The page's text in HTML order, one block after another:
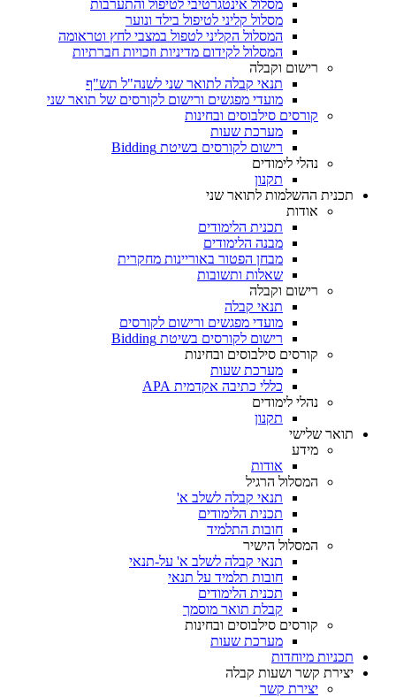
מסלול אינטגרטיבי לטיפול והתערבות
מסלול קליני לטיפול בילד ונוער
המסלול הקליני לטפול במצבי לחץ וטראומה
המסלול לקידום מדיניות וזכויות חברתיות
רישום וקבלה
תנאי קבלה לתואר שני לשנה"ל תש"ף
מועדי מפגשים ורישום לקורסים של תואר שני
קורסים סילבוסים ובחינות
מערכת שעות
רישום לקורסים בשיטת Bidding
נהלי לימודים
תקנון
תכנית ההשלמות לתואר שני
אודות
תכנית הלימודים
מבנה הלימודים
מבחן הפטור באוריינות מחקרית
שאלות ותשובות
רישום וקבלה
תנאי קבלה
מועדי מפגשים ורישום לקורסים
רישום לקורסים בשיטת Bidding
קורסים סילבוסים ובחינות
מערכת שעות
כללי כתיבה אקדמית APA
נהלי לימודים
תקנון
תואר שלישי
מידע
אודות
המסלול הרגיל
תנאי קבלה לשלב א'
תכנית הלימודים
חובות התלמיד
המסלול הישיר
תנאי קבלה לשלב א' על-תנאי
חובות תלמיד על תנאי
תכנית הלימודים
קבלת תואר מוסמך
קורסים סילבוסים ובחינות
מערכת שעות
תכניות מיוחדות
יצירת קשר ושעות קבלה
יצירת קשר